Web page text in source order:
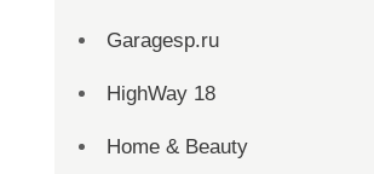
Garagesp.ru
HighWay 18
Home & Beauty